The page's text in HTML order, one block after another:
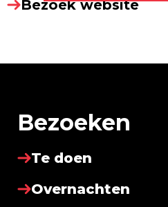
Bezoek website
Bezoeken
Te doen
Overnachten